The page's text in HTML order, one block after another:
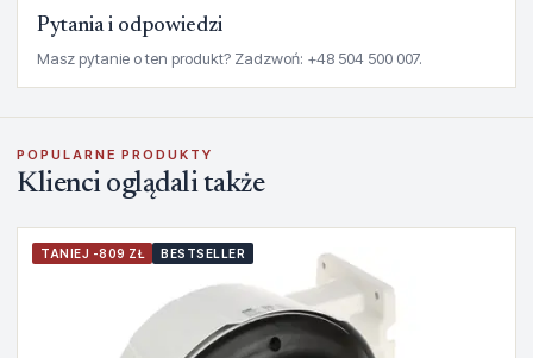
Pytania i odpowiedzi
Masz pytanie o ten produkt? Zadzwoń: +48 504 500 007.
POPULARNE PRODUKTY
Klienci oglądali także
TANIEJ -809 ZŁ BESTSELLER